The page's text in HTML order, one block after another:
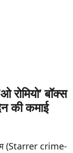
रोमियो’ बॉक्स
की कमाई
(Starrer crime-